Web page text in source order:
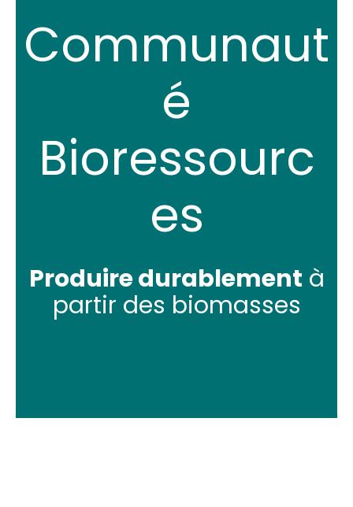
Communaut
é
Bioressourc
es
Produire durablement à
partir des biomasses